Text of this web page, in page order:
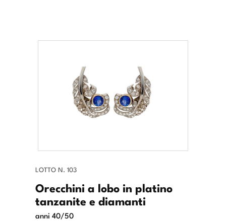
LOTTO N. 103
Orecchini a lobo in platino
tanzanite e diamanti
anni 40/50